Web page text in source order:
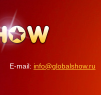
E-mail: info@globalshow.ru